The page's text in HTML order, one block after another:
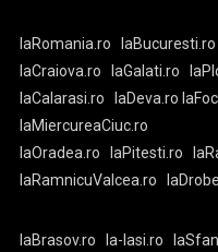
laRomania.ro laBucuresti.ro
laCraiova.ro
laGalati.ro
laCalarasi.ro
laDeva.ro
laMiercureaCiuc.ro
laOradea.ro
laPitesti.ro
laRamnicuValcea.ro
laBrasov.ro la-Iasi.ro